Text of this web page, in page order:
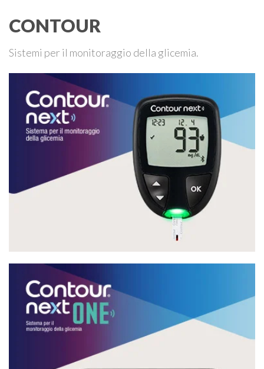
CONTOUR
Sistemi per il monitoraggio della glicemia.